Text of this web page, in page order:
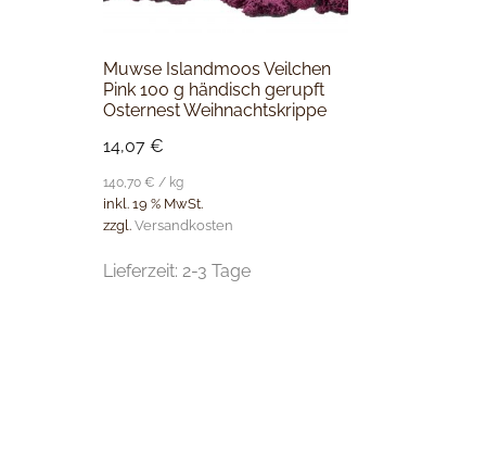
Muwse Islandmoos Veilchen
Pink 100 g händisch gerupft
Osternest Weihnachtskrippe
14,07 €
140,70 € / kg
inkl. 19 % MwSt.
zzgl. Versandkosten
Lieferzeit: 2-3 Tage